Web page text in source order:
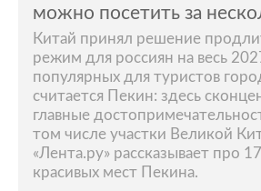
можно посетить за
Китай принял решение
режим для россиян на весь
популярных для туристов
считается Пекин: здесь
главные
том числе участки Великой
«Лента.ру» рассказывает про
красивых мест Пекина.